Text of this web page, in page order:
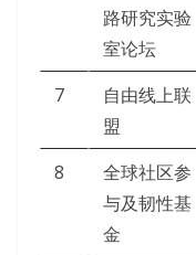
路研究实验
室论坛
7
自由线上联
盟
8
全球社区参
与及韧性基
金